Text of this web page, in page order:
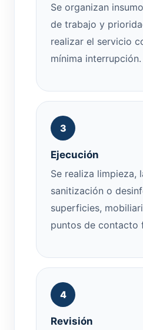
Se organizan
de trabajo y
realizar el servicio
mínima interrupción.
3
Ejecución
Se realiza limpieza,
sanitización o
superficies,
puntos de contacto
4
Revisión